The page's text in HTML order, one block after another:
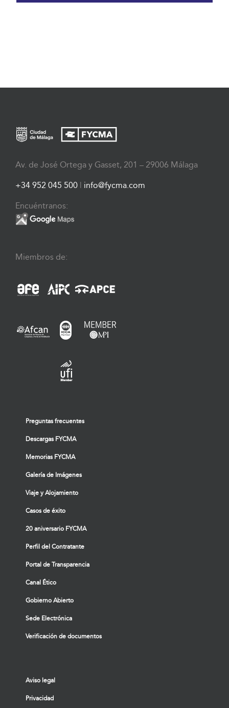
Av. de José Ortega y Gasset, 201 – 29006 Málaga
+34 952 045 500 | info@fycma.com
Encuéntranos:
Miembros de:
Preguntas frecuentes
Descargas FYCMA
Memorias FYCMA
Galería de Imágenes
Viaje y Alojamiento
Casos de éxito
20 aniversario FYCMA
Perfil del Contratante
Portal de Transparencia
Canal Ético
Gobierno Abierto
Sede Electrónica
Verificación de documentos
Aviso legal
Privacidad